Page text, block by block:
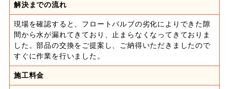
解決までの流れ
現場を確認すると、フロートバルブの劣化によりできた隙
間から水が漏れてきており、止まらなくなってきておりま
した。部品の交換をご提案し、ご納得いただきましたので
すぐに作業を行いました。
施工料金